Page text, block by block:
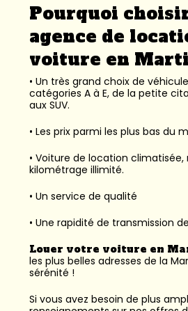
Pourquoi
agence de
voiture en
• Un très grand choix de
catégories A à E, de la petite
aux SUV.
• Les prix parmi les plus bas du
• Voiture de location
kilométrage illimité.
• Un service de qualité
• Une rapidité de transmission
Louer votre voiture en
les plus belles adresses de la
sérénité !
Si vous avez besoin de plus